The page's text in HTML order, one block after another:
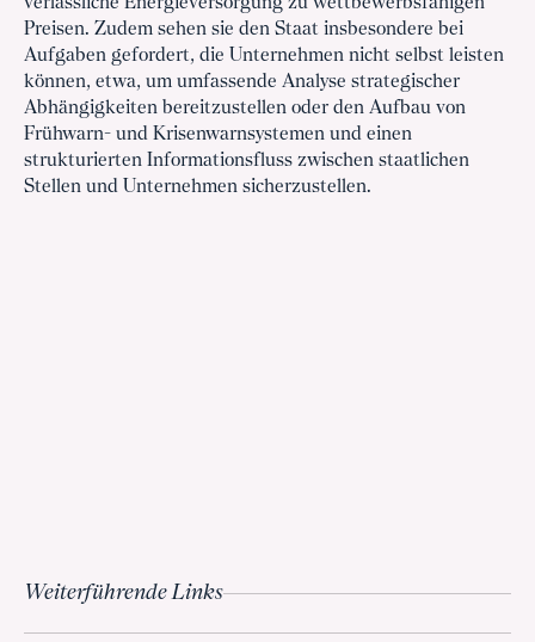
Preisen. Zudem sehen sie den Staat insbesondere bei
Aufgaben gefordert, die Unternehmen nicht selbst leisten
können, etwa, um umfassende Analyse strategischer
Abhängigkeiten bereitzustellen oder den Aufbau von
Frühwarn- und Krisenwarnsystemen und einen
strukturierten Informationsfluss zwischen staatlichen
Stellen und Unternehmen sicherzustellen.
Weiterführende Links